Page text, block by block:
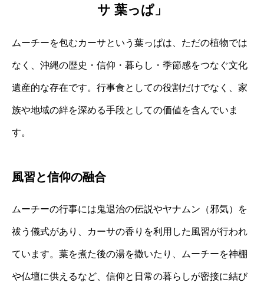
サ 葉っぱ」
ムーチーを包むカーサという葉っぱは、ただの植物では
なく、沖縄の歴史・信仰・暮らし・季節感をつなぐ文化
遺産的な存在です。行事食としての役割だけでなく、家
族や地域の絆を深める手段としての価値を含んでいま
す。
風習と信仰の融合
ムーチーの行事には鬼退治の伝説やヤナムン（邪気）を
祓う儀式があり、カーサの香りを利用した風習が行われ
ています。葉を煮た後の湯を撒いたり、ムーチーを神棚
や仏壇に供えるなど、信仰と日常の暮らしが密接に結び